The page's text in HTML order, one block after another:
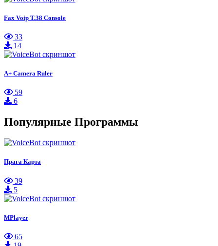
Fax Voip T.38 Console
33
14
A+ Camera Ruler
59
6
Популярные Программы
Прага Карта
39
5
MPlayer
65